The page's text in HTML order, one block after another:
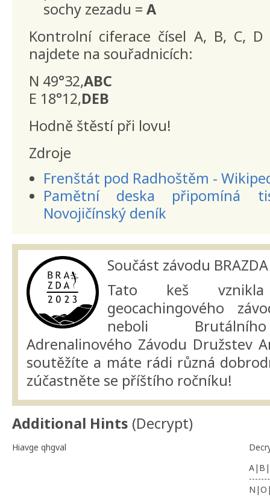
sochy zezadu = A
Kontrolní ciferace čísel A, B, C,
najdete na souřadnicích:
N 49°32,ABC
E 18°12,DEB
Hodně štěstí při lovu!
Zdroje
Frenštát pod Radhoštěm -
Pamětní deska připomíná
Novojičínský deník
Součást závodu
Tato keš
geocachingového
neboli
Adrenalinového Závodu Družstev
soutěžíte a máte rádi různá
zúčastněte se příštího ročníku!
Additional Hints (Decrypt)
Hiavge qhgval